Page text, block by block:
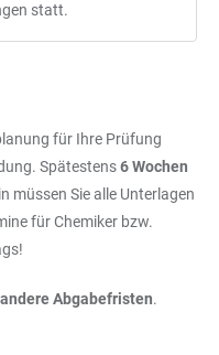
statt.
für Ihre Prüfung
Spätestens6 Wochen
müssen Sie alle Unterlagen
für Chemiker bzw.
andere Abgabefristen.